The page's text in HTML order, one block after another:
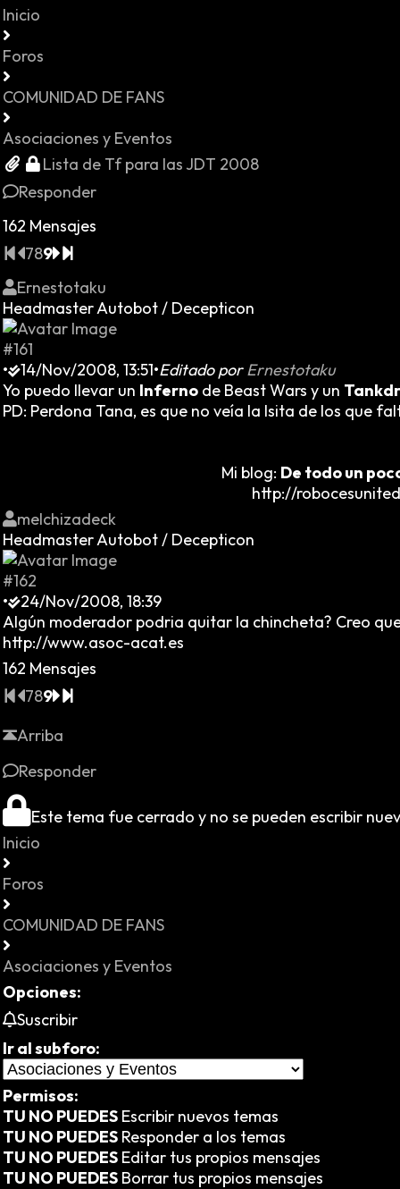
Inicio
Foros
COMUNIDAD DE FANS
Asociaciones y Eventos
Lista de Tf para las JDT 2008
Responder
162 Mensajes
789
Ernestotaku
Headmaster Autobot / Decepticon
#161
•
14/Nov/2008, 13:51•Editado porErnestotaku
Yo puedo llevar un Inferno de Beast Wars y un
PD: Perdona Tana, es que no veía la lsita de los que
Mi blog: De todo un
http://
melchizadeck
Headmaster Autobot / Decepticon
#162
•
24/Nov/2008, 18:39
Algún moderador podria quitar la chincheta? Creo
http://www.asoc-acat.es
162 Mensajes
789
Arriba
Responder
Este tema fue cerrado y no se pueden escribir
Inicio
Foros
COMUNIDAD DE FANS
Asociaciones y Eventos
Opciones:
Suscribir
Ir al subforo:
Permisos:
TU NO PUEDES Escribir nuevos temas
TU NO PUEDES Responder a los temas
TU NO PUEDES Editar tus propios mensajes
TU NO PUEDES Borrar tus propios mensajes